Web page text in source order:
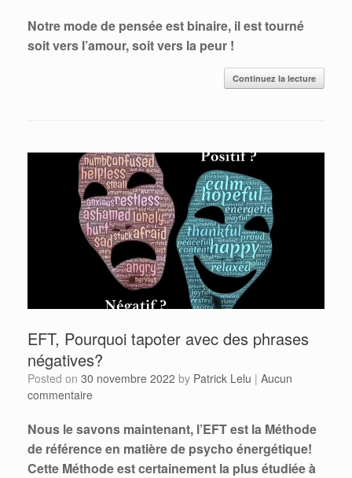
Notre mode de pensée est binaire, il est tourné
soit vers l’amour, soit vers la peur !
Continuez la lecture
EFT, Pourquoi tapoter avec des phrases
négatives?
Posted on 30 novembre 2022 by Patrick Lelu | Aucun
commentaire
Nous le savons maintenant, l’EFT est la Méthode
de référence en matière de psycho énergétique!
Cette Méthode est certainement la plus étudiée à